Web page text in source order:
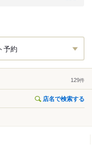
予約
129件
店名で検索する